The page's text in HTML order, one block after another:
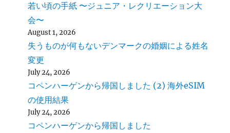
若い頃の手紙 〜ジュニア・レクリエーション大
会〜
August 1, 2026
失うものが何もないデンマークの婚姻による姓名
変更
July 24, 2026
コペンハーゲンから帰国しました (2) 海外eSIM
の使用結果
July 24, 2026
コペンハーゲンから帰国しました